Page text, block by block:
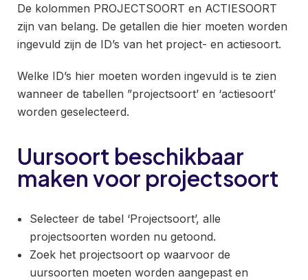
De kolommen PROJECTSOORT en ACTIESOORT
zijn van belang. De getallen die hier moeten worden
ingevuld zijn de ID’s van het project- en actiesoort.
Welke ID’s hier moeten worden ingevuld is te zien
wanneer de tabellen ”projectsoort’ en ‘actiesoort’
worden geselecteerd.
Uursoort beschikbaar
maken voor projectsoort
Selecteer de tabel ‘Projectsoort’, alle
projectsoorten worden nu getoond.
Zoek het projectsoort op waarvoor de
uursoorten moeten worden aangepast en